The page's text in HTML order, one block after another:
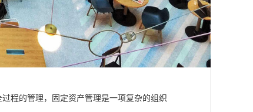
程的管理，固定资产管理是一项复杂的组织